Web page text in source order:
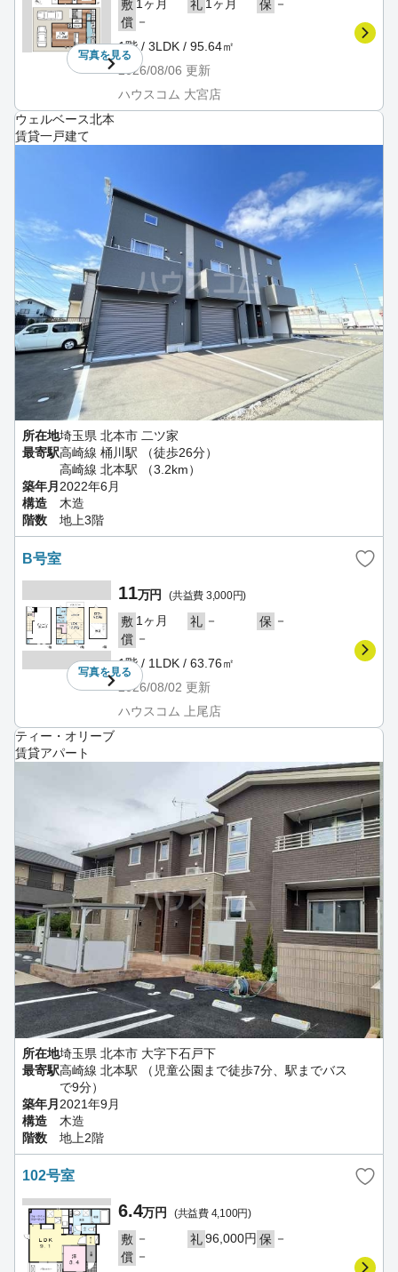
写真を見る
敷 1ヶ月 礼 1ヶ月 保 －
償 －
1階 / 3LDK / 95.64㎡
2026/08/06 更新
ハウスコム 大宮店
ウェルベース北本
賃貸一戸建て
所在地埼玉県 北本市 二ツ家
最寄駅高崎線 桶川駅 （徒歩26分）
高崎線 北本駅 （3.2km）
築年月 2022年6月
構造
木造
階数
地上3階
B号室
写真を見る
11万円 (共益費 3,000円)
敷 1ヶ月 礼 － 保 －
償 －
1階 / 1LDK / 63.76㎡
2026/08/02 更新
ハウスコム 上尾店
ティー・オリーブ
賃貸アパート
所在地埼玉県 北本市 大字下石戸下
最寄駅高崎線 北本駅 （児童公園まで徒歩7分、駅までバス
で9分）
築年月 2021年9月
構造
木造
階数
地上2階
102号室
6.4万円 (共益費 4,100円)
敷 － 礼96,000円 保 －
償 －